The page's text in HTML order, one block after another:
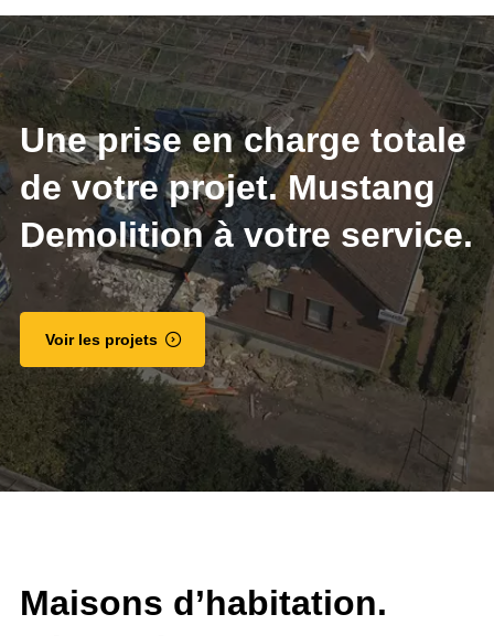
Une prise en charge totale
de votre projet. Mustang
Demolition à votre service.
Voir les projets
Maisons d’habitation.